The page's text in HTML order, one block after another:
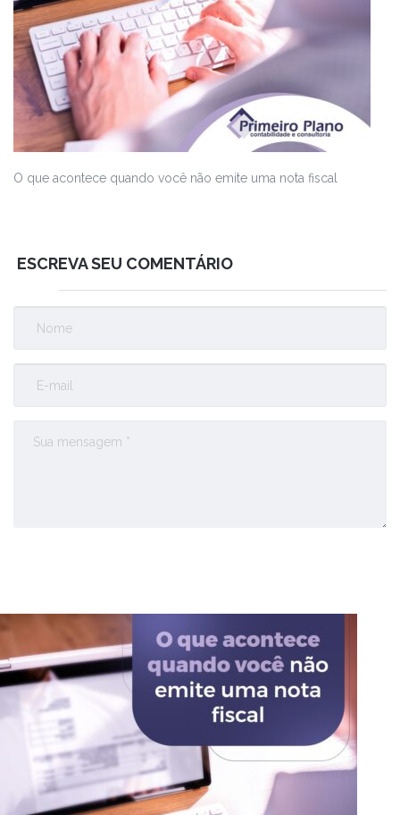
O que acontece quando você não emite uma nota fiscal
ESCREVA SEU COMENTÁRIO